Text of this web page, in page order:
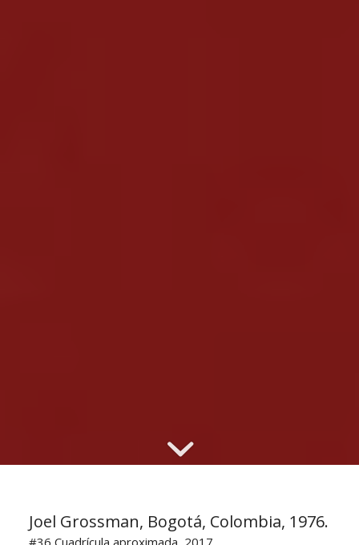
Joel Grossman, Bogotá, Colombia, 1976.
#36 Cuadrícula aproximada, 2017